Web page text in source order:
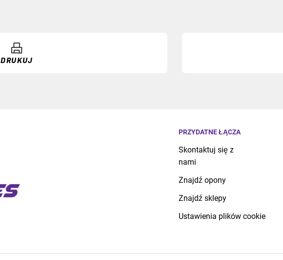
DRUKUJ
PRZYDATNE ŁĄCZA
Skontaktuj się z
nami
Znajdź opony
Znajdź sklepy
Ustawienia plików cookie